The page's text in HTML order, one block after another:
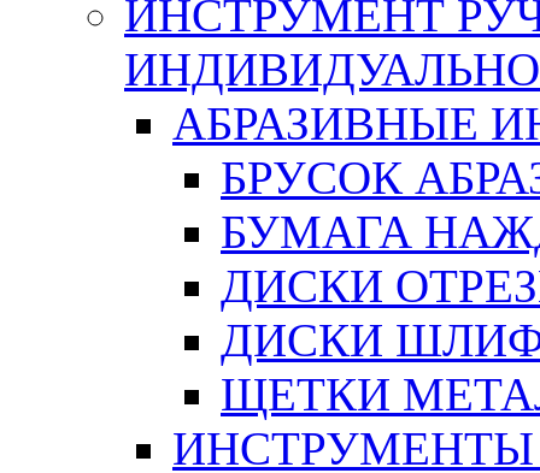
ИНСТРУМЕНТ
АБРАЗИВНЫЕ
БРУСОК
БУМАГА
ДИСКИ
ДИСКИ
ЩЕТКИ
ИНСТРУМЕНТЫ